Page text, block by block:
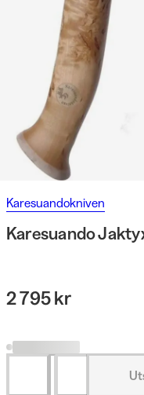
Karesuandokniven
Karesuando
2 795 kr